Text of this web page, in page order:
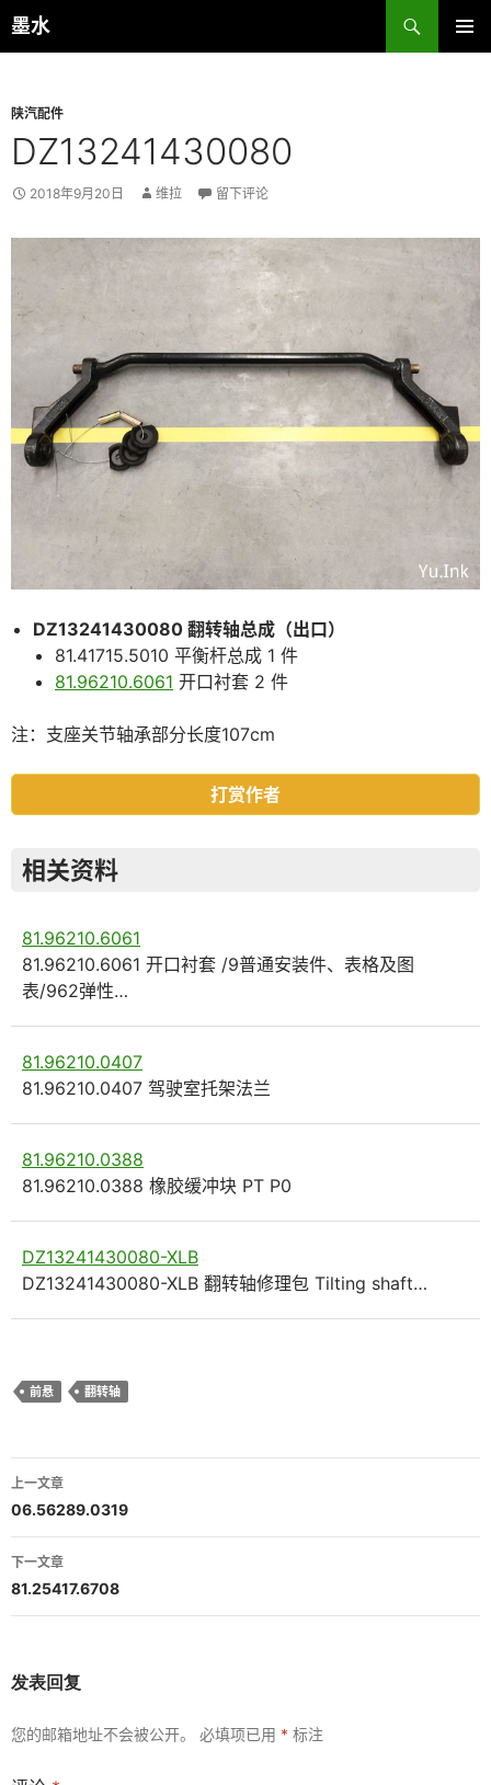
跳
至
墨水
搜
索
陕汽配件
DZ13241430080
2018年9月20日 维拉 留下评论
DZ13241430080 翻转轴总成（出口）
81.41715.5010 平衡杆总成 1 件
81.96210.6061 开口衬套 2 件
注：支座关节轴承部分长度107cm
打赏作者
相关资料
81.96210.6061
81.96210.6061 开口衬套 /9普通安装件、表格及图
表/962弹性…
81.96210.0407
81.96210.0407 驾驶室托架法兰
81.96210.0388
81.96210.0388 橡胶缓冲块 PT P0
DZ13241430080-XLB
DZ13241430080-XLB 翻转轴修理包 Tilting shaft…
前悬 翻转轴
文
章
导
航
上一文章
06.56289.0319
下一文章
81.25417.6708
发表回复
您的邮箱地址不会被公开。 必填项已用 * 标注